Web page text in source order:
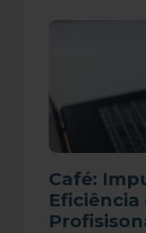
Café:
Eficiência